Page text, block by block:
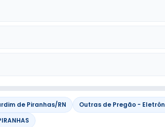
de Piranhas/RN
Outras de Pregão -